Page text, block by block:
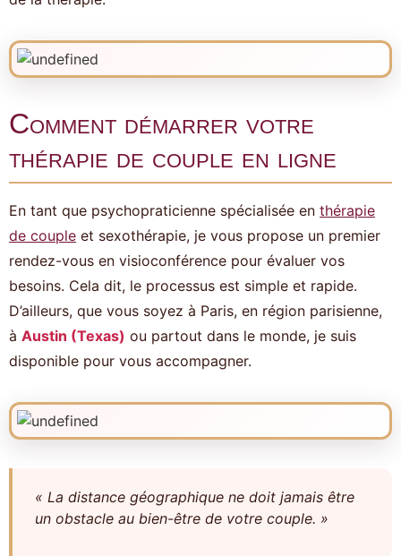
Comment démarrer votre
thérapie de couple en ligne
En tant que psychopraticienne spécialisée en thérapie
de couple et sexothérapie, je vous propose un premier
rendez-vous en visioconférence pour évaluer vos
besoins. Cela dit, le processus est simple et rapide.
D’ailleurs, que vous soyez à Paris, en région parisienne,
à Austin (Texas) ou partout dans le monde, je suis
disponible pour vous accompagner.
« La distance géographique ne doit jamais être
un obstacle au bien-être de votre couple. »